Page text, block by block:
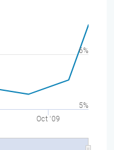
Oct '09
5%
6%